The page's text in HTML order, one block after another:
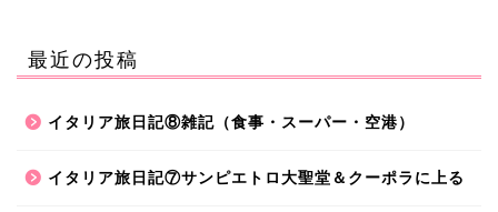
最近の投稿
イタリア旅日記⑧雑記（食事・スーパー・空港）
イタリア旅日記⑦サンピエトロ大聖堂＆クーポラに上る